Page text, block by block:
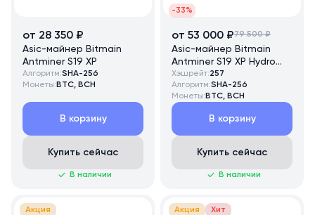
от 28 350 ₽
Asic-майнер Bitmain
Antminer S19 XP
Алгоритм:SHA-256
Монеты: BTC, BCH
В корзину
Купить сейчас
В наличии
-33%
от 53 000 ₽79 500 ₽
Asic-майнер Bitmain
Antminer S19 XP Hydro
257 TH/s
Хэшрейт:257
Алгоритм:SHA-256
Монеты: BTC, BCH
В корзину
Купить сейчас
В наличии
Акция Акция
Хит